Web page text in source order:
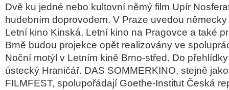
Dvě ku jedné nebo kultovní němý film Upír
hudebním doprovodem. V Praze uvedou
Letní kino Kinská, Letní kino na Pragovce a také
Brně budou projekce opět realizovány ve
Noční motýl v Letním kině Brno-střed. Do
ústecký Hraničář. DAS SOMMERKINO, stejně
FILMFEST, spolupořádají Goethe-Institut Česká